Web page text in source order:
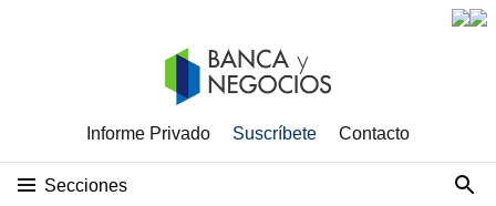
Informe Privado Suscríbete Contacto
Secciones